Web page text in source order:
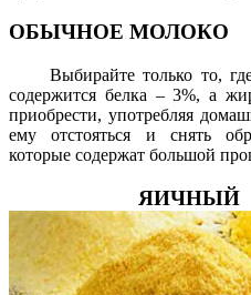
ОБЫЧНОЕ МОЛОКО
Выбирайте только то,
содержится белка – 3%, а
приобрести, употребляя
ему отстояться и снять
которые содержат большой